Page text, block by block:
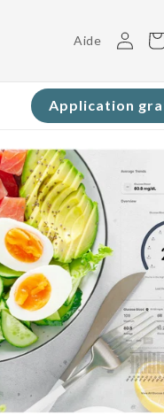
Aide
Connectez-
vous
Application